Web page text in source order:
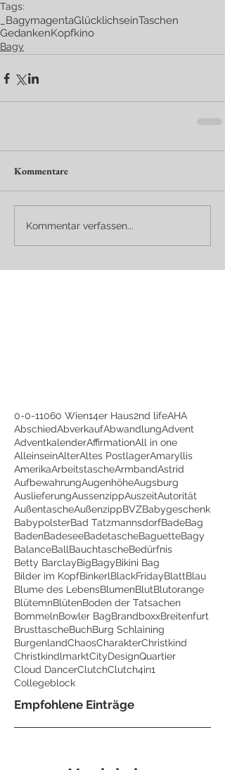
Tags:
_BagymagentaGlücklichseinTaschen
GedankenKopfkino
Bagy
Kommentare
Kommentar verfassen...
0-0-11060 Wien14er Haus2nd lifeAHA
AbschiedAbverkaufAbwandlungAdvent
AdventkalenderAffirmationAll in one
AlleinseinAlterAltes PostlagerAmaryllis
AmerikaArbeitstascheArmbandAstrid
AufbewahrungAugenhöheAugsburg
AuslieferungAussenzippAuszeitAutorität
AußentascheAußenzippBVZBabygeschenk
BabypolsterBad TatzmannsdorfBadeBag
BadenBadeseeBadetascheBaguetteBagy
BalanceBallBauchtascheBedürfnis
Betty BarclayBigBagyBikini Bag
Bilder im KopfBinkerlBlackFridayBlattBlau
Blume des LebensBlumenBlutBlutorange
BlütemnBlütenBoden der Tatsachen
BommelnBowler BagBrandboxxBreitenfurt
BrusttascheBuchBurg Schlaining
BurgenlandChaosCharakterChristkind
ChristkindlmarktCityDesignQuartier
Cloud DancerClutchClutch4in1
Collegeblock
Empfohlene Einträge